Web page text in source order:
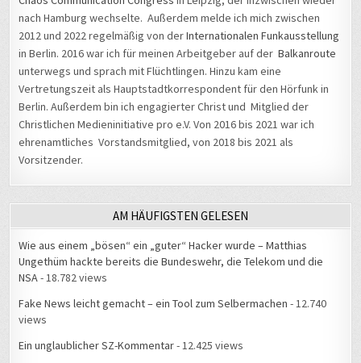
nach Hamburg wechselte. Außerdem melde ich mich zwischen
2012 und 2022 regelmäßig von derInternationalen Funkausstellung
in Berlin. 2016 war ich für meinen Arbeitgeber auf derBalkanroute
unterwegs und sprach mit Flüchtlingen. Hinzu kam eine
Vertretungszeit als Hauptstadtkorrespondent für den Hörfunk in
Berlin. Außerdem bin ich engagierter Christ und Mitglied der
Christlichen Medieninitiative pro e.V. Von 2016 bis 2021 war ich
ehrenamtliches Vorstandsmitglied, von 2018 bis 2021 als
Vorsitzender.
AM HÄUFIGSTEN GELESEN
Wie aus einem „bösen“ ein „guter“ Hacker wurde – Matthias
Ungethüm hackte bereits die Bundeswehr, die Telekom und die
NSA- 18.782 views
Fake News leicht gemacht – ein Tool zum Selbermachen - 12.740
views
Ein unglaublicher SZ-Kommentar- 12.425 views